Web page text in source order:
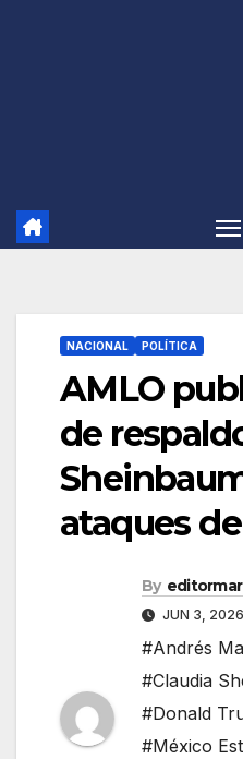
NACIONAL POLÍTICA
AMLO
de
ataques
By
JUN 3, 2026
#Andrés
#Claudia
#Donald
#México